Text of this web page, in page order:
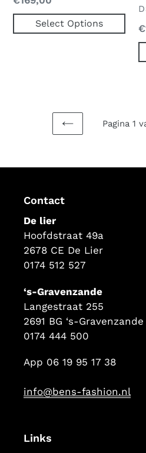
prijs
Select Options
PREVIOUS
Pagina 1
Contact
De lier
Hoofdstraat 49a
2678 CE De Lier
0174 512 527
‘s-Gravenzande
Langestraat 255
2691 BG ‘s-Gravenzande
0174 444 500
App 06 19 95 17 38
info@bens-fashion.nl
Links